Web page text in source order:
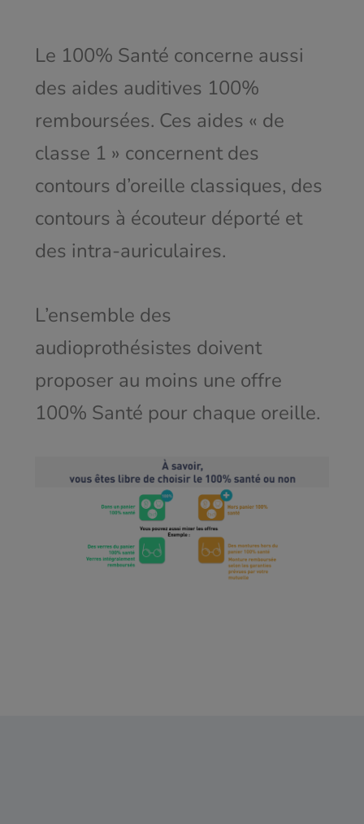
Le 100% Santé concerne aussi
des aides auditives 100%
remboursées. Ces aides « de
classe 1 » concernent des
contours d’oreille classiques, des
contours à écouteur déporté et
des intra-auriculaires.
L’ensemble des
audioprothésistes doivent
proposer au moins une offre
100% Santé pour chaque oreille.